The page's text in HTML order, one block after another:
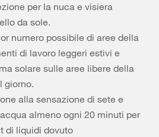
per la nuca e visiera
da sole.
numero possibile di aree della
di lavoro leggeri estivi e
solare sulle aree libere della
giorno.
alla sensazione di sete e
almeno ogni 20 minuti per
di liquidi dovuto